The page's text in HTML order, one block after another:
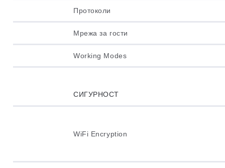
Протоколи
Мрежа за гости
Working Modes
СИГУРНОСТ
WiFi Encryption